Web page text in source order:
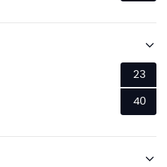
23
40